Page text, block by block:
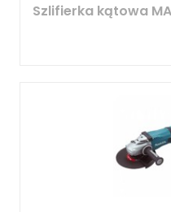
Szlifierka kątowa